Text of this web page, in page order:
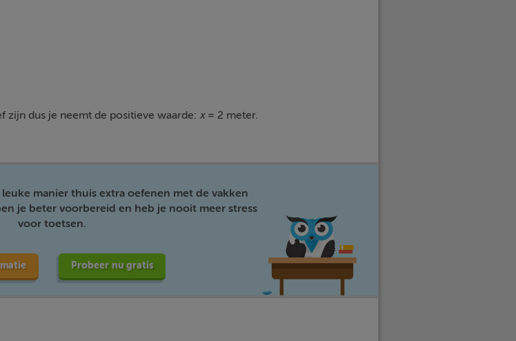
zijn dus je neemt de positieve waarde: x= 2 meter.
manier thuis extra oefenen met de vakken
je beter voorbereid en heb je nooit meer stress
voor toetsen.
Probeer nu gratis